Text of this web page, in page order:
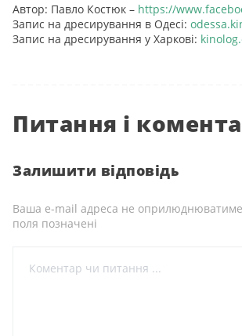
Автор: Павло Костюк – https://
Запис на дресирування в Одесі:
Запис на дресирування у Харкові:
Питання і
Залишити відповідь
Ваша e-mail адреса не
поля позначені